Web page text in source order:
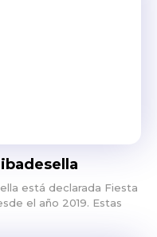
está declarada Fiesta
el año 2019. Estas